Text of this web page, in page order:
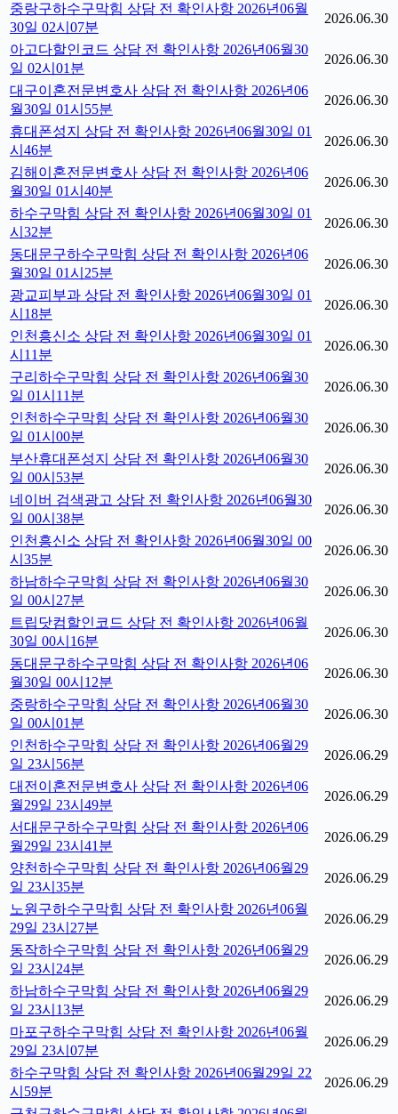
중랑구하수구막힘 상담 전 확인사항 2026년06월
30일 02시07분
2026.06.30
아고다할인코드 상담 전 확인사항 2026년06월30
일 02시01분
2026.06.30
대구이혼전문변호사 상담 전 확인사항 2026년06
월30일 01시55분
2026.06.30
휴대폰성지 상담 전 확인사항 2026년06월30일 01
시46분
2026.06.30
김해이혼전문변호사 상담 전 확인사항 2026년06
월30일 01시40분
2026.06.30
하수구막힘 상담 전 확인사항 2026년06월30일 01
시32분
2026.06.30
동대문구하수구막힘 상담 전 확인사항 2026년06
월30일 01시25분
2026.06.30
광교피부과 상담 전 확인사항 2026년06월30일 01
시18분
2026.06.30
인천흥신소 상담 전 확인사항 2026년06월30일 01
시11분
2026.06.30
구리하수구막힘 상담 전 확인사항 2026년06월30
일 01시11분
2026.06.30
인천하수구막힘 상담 전 확인사항 2026년06월30
일 01시00분
2026.06.30
부산휴대폰성지 상담 전 확인사항 2026년06월30
일 00시53분
2026.06.30
네이버 검색광고 상담 전 확인사항 2026년06월30
일 00시38분
2026.06.30
인천흥신소 상담 전 확인사항 2026년06월30일 00
시35분
2026.06.30
하남하수구막힘 상담 전 확인사항 2026년06월30
일 00시27분
2026.06.30
트립닷컴할인코드 상담 전 확인사항 2026년06월
30일 00시16분
2026.06.30
동대문구하수구막힘 상담 전 확인사항 2026년06
월30일 00시12분
2026.06.30
중랑하수구막힘 상담 전 확인사항 2026년06월30
일 00시01분
2026.06.30
인천하수구막힘 상담 전 확인사항 2026년06월29
일 23시56분
2026.06.29
대전이혼전문변호사 상담 전 확인사항 2026년06
월29일 23시49분
2026.06.29
서대문구하수구막힘 상담 전 확인사항 2026년06
월29일 23시41분
2026.06.29
양천하수구막힘 상담 전 확인사항 2026년06월29
일 23시35분
2026.06.29
노원구하수구막힘 상담 전 확인사항 2026년06월
29일 23시27분
2026.06.29
동작하수구막힘 상담 전 확인사항 2026년06월29
일 23시24분
2026.06.29
하남하수구막힘 상담 전 확인사항 2026년06월29
일 23시13분
2026.06.29
마포구하수구막힘 상담 전 확인사항 2026년06월
29일 23시07분
2026.06.29
하수구막힘 상담 전 확인사항 2026년06월29일 22
시59분
2026.06.29